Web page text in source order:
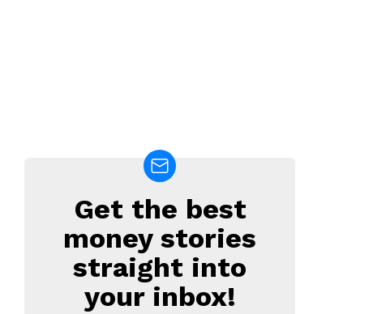
NEWSLETTER
Get the best
money stories
straight into
your inbox!